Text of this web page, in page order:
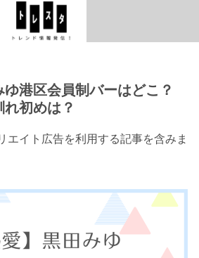
ゆ港区会員制バーはどこ？
初めは？
エイト広告を利用する記事を含みま